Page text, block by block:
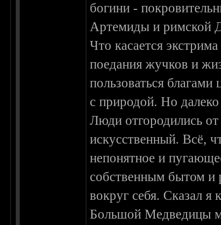
богини -
Артемиды и римской
Что касается
поедания жучков и
пользоваться
с природой. Но
Люди отгородились
искусственный. Всё,
непонятное и
собственным бытом и
вокруг себя. Сказал я
Большой Медведицы